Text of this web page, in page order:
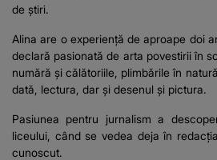
de știri.
Alina are o experiență de aproape doi
declară pasionată de arta povestirii în
numără și călătoriile, plimbările în
dată, lectura, dar și desenul și pictura.
Pasiunea pentru jurnalism a
liceului, când se vedea deja în
cunoscut.